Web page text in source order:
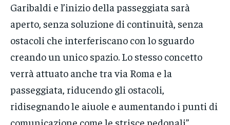
Garibaldi e l’inizio della passeggiata sarà
aperto, senza soluzione di continuità, senza
ostacoli che interferiscano con lo sguardo
creando un unico spazio. Lo stesso concetto
verrà attuato anche tra via Roma e la
passeggiata, riducendo gli ostacoli,
ridisegnando le aiuole e aumentando i punti di
comunicazione come le strisce pedonali”